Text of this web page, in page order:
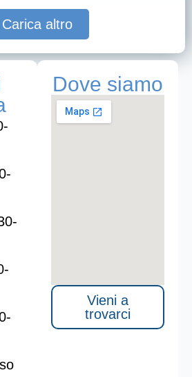
Carica altro
Dove siamo
Vieni a
trovarci